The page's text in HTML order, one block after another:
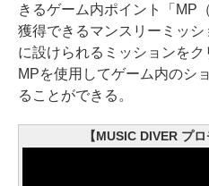
きるゲーム内ポイント「MP
獲得できるマンスリーミッ
に設けられるミッションをク
MPを使用してゲーム内のシ
ることができる。
【MUSIC DIVER プ